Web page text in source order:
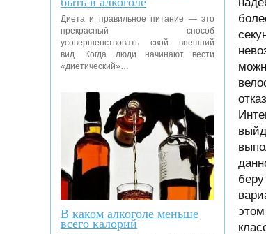
Диета и правильное питание — это
прекрасный способ
усовершенствовать свой внешний
вид. Когда люди начинают вести
«диетический»…
В каком алкоголе меньше
всего калорий